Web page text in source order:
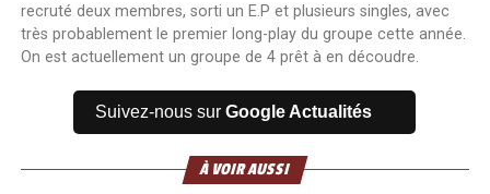
recruté deux membres, sorti un E.P et plusieurs singles, avec
très probablement le premier long-play du groupe cette année.
On est actuellement un groupe de 4 prêt à en découdre.
Suivez-nous surGoogle Actualités
À VOIR AUSSI